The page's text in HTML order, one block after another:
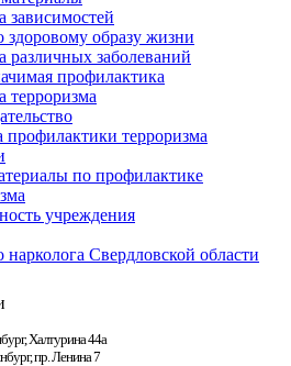
зависимостей
образу жизни
различных заболеваний
профилактика
терроризма
профилактики терроризма
по профилактике
учреждения
нарколога Свердловской области
Халтурина 44а
пр. Ленина 7